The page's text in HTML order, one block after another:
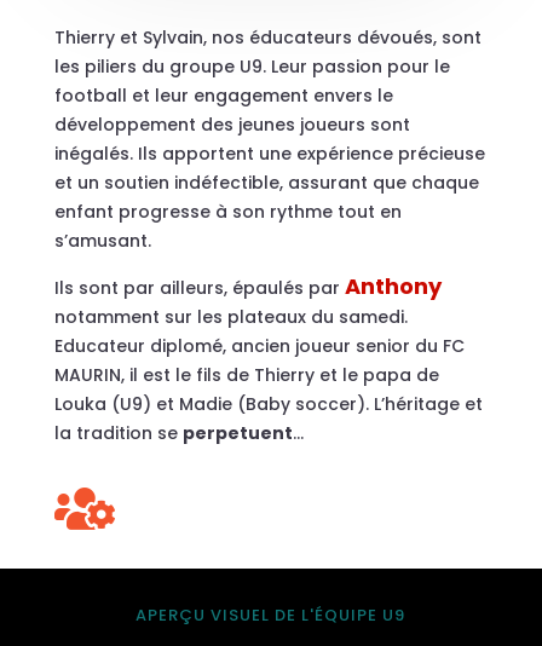
Thierry et Sylvain, nos éducateurs dévoués, sont
les piliers du groupe U9. Leur passion pour le
football et leur engagement envers le
développement des jeunes joueurs sont
inégalés. Ils apportent une expérience précieuse
et un soutien indéfectible, assurant que chaque
enfant progresse à son rythme tout en
s’amusant.
Ils sont par ailleurs, épaulés par Anthony
notamment sur les plateaux du samedi.
Educateur diplomé, ancien joueur senior du FC
MAURIN, il est le fils de Thierry et le papa de
Louka (U9) et Madie (Baby soccer). L’héritage et
la tradition se perpetuent…

APERÇU VISUEL DE L'ÉQUIPE U9